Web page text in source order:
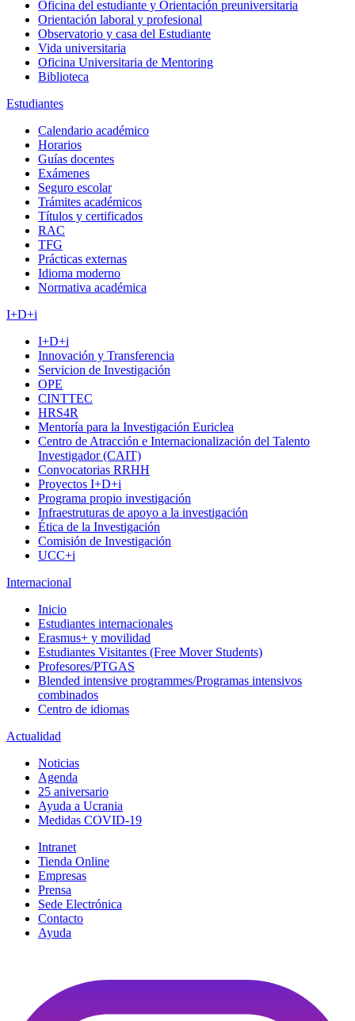
Oficina del estudiante y Orientación preuniversitaria
Orientación laboral y profesional
Observatorio y casa del Estudiante
Vida universitaria
Oficina Universitaria de Mentoring
Biblioteca
Estudiantes
Calendario académico
Horarios
Guías docentes
Exámenes
Seguro escolar
Trámites académicos
Títulos y certificados
RAC
TFG
Prácticas externas
Idioma moderno
Normativa académica
I+D+i
I+D+i
Innovación y Transferencia
Servicion de Investigación
OPE
CINTTEC
HRS4R
Mentoría para la Investigación Euriclea
Centro de Atracción e Internacionalización del Talento
Investigador (CAIT)
Convocatorias RRHH
Proyectos I+D+i
Programa propio investigación
Infraestruturas de apoyo a la investigación
Ética de la Investigación
Comisión de Investigación
UCC+i
Internacional
Inicio
Estudiantes internacionales
Erasmus+ y movilidad
Estudiantes Visitantes (Free Mover Students)
Profesores/PTGAS
Blended intensive programmes/Programas intensivos
combinados
Centro de idiomas
Actualidad
Noticias
Agenda
25 aniversario
Ayuda a Ucrania
Medidas COVID-19
Intranet
Tienda Online
Empresas
Prensa
Sede Electrónica
Contacto
Ayuda